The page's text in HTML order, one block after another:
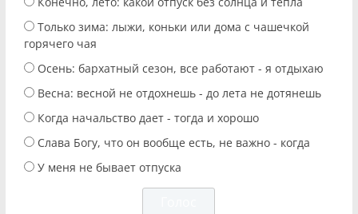
Только зима: лыжи, коньки или дома с чашечкой
горячего чая
Осень: бархатный сезон, все работают - я отдыхаю
Весна: весной не отдохнешь - до лета не дотянешь
Когда начальство дает - тогда и хорошо
Слава Богу, что он вообще есть, не важно - когда
У меня не бывает отпуска